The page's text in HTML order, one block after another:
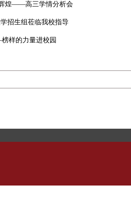
煌——高三学情分析会
招生组莅临我校指导
样的力量进校园